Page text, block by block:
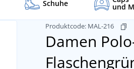
Schuhe und
Produktcode: MAL-216
Damen